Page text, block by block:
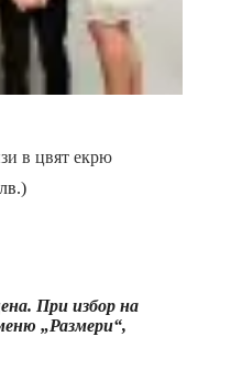
в цвят екрю
Price
31.99€
(62.57
При избор на
„Размери“,